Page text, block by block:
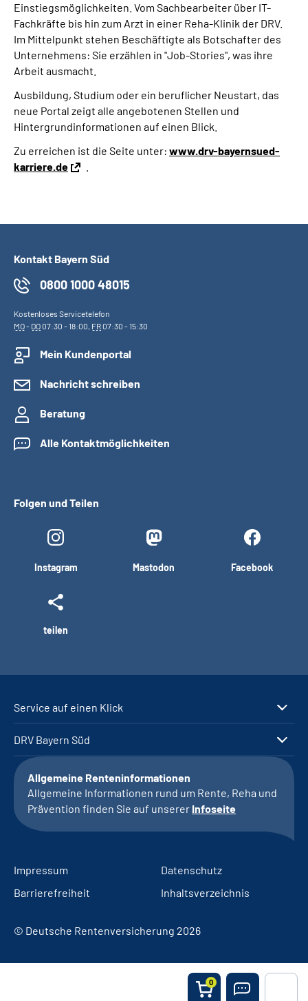
Einstiegsmöglichkeiten. Vom Sachbearbeiter über IT-
Fachkräfte bis hin zum Arzt in einer Reha-Klinik der DRV.
Im Mittelpunkt stehen Beschäftigte als Botschafter des
Unternehmens: Sie erzählen in "Job-Stories", was ihre
Arbeit ausmacht.
Ausbildung, Studium oder ein beruflicher Neustart, das
neue Portal zeigt alle angebotenen Stellen und
Hintergrundinformationen auf einen Blick.
Zu erreichen ist die Seite unter: www.drv-bayernsued-
karriere.de
0
Kontakt Bayern Süd
0800 1000 48015
Kostenloses Servicetelefon
MO- DO07:30 - 18:00, FR07:30 - 15:30
Mein Kundenportal
Nachricht schreiben
Beratung
Alle Kontaktmöglichkeiten
Folgen und Teilen
Instagram Mastodon Facebook
teilen
Service auf einen Klick
DRV Bayern Süd
Allgemeine Renteninformationen
Allgemeine Informationen rund um Rente, Reha und
Prävention finden Sie auf unserer Infoseite
Impressum
Datenschutz
Barrierefreiheit
Inhaltsverzeichnis
© Deutsche Rentenversicherung 2026